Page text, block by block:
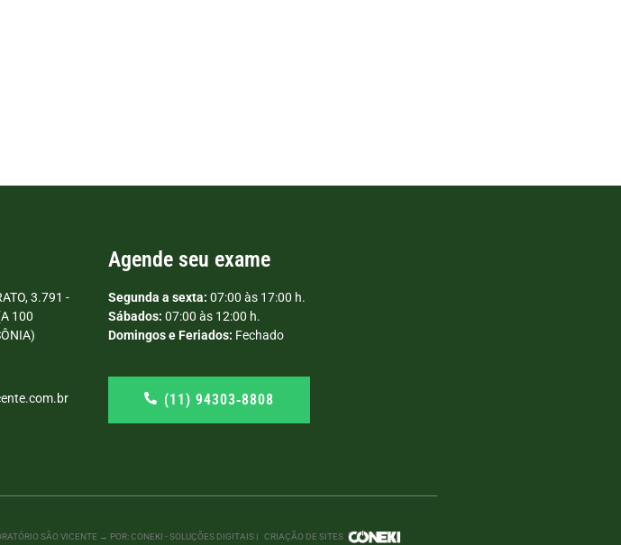
3.791 -
100
Agende seu exame
Segunda a sexta: 07:00 às 17:00 h.
Sábados: 07:00 às 12:00 h.
Domingos e Feriados: Fechado
(11) 94303‑8808
SÃO VICENTE → POR: CONEKI - SOLUÇÕES DIGITAIS | CRIAÇÃO DE SITES